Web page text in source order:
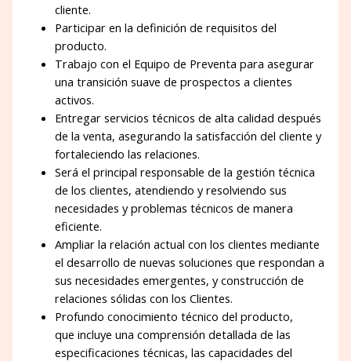
cliente.
Participar en la definición de requisitos del
producto.
Trabajo con el Equipo de Preventa para asegurar
una transición suave de prospectos a clientes
activos.
Entregar servicios técnicos de alta calidad después
de la venta, asegurando la satisfacción del cliente y
fortaleciendo las relaciones.
Será el principal responsable de la gestión técnica
de los clientes, atendiendo y resolviendo sus
necesidades y problemas técnicos de manera
eficiente.
Ampliar la relación actual con los clientes mediante
el desarrollo de nuevas soluciones que respondan a
sus necesidades emergentes, y construcción de
relaciones sólidas con los Clientes.
Profundo conocimiento técnico del producto,
que incluye una comprensión detallada de las
especificaciones técnicas, las capacidades del